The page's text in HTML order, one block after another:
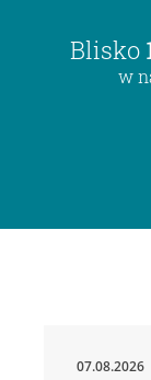
Blisko
w
07.08.2026